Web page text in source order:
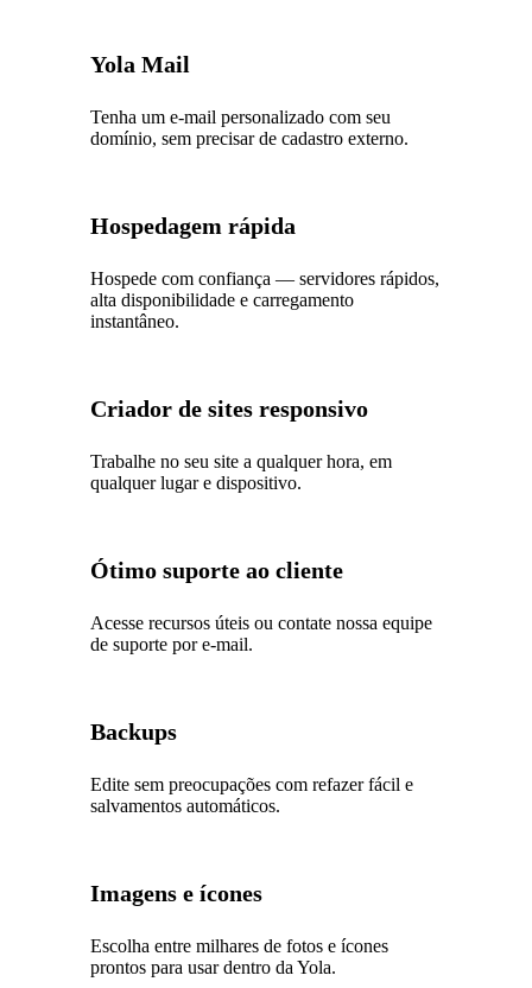
Yola Mail
Tenha um e-mail personalizado com seu
domínio, sem precisar de cadastro externo.
Hospedagem rápida
Hospede com confiança — servidores rápidos,
alta disponibilidade e carregamento
instantâneo.
Criador de sites responsivo
Trabalhe no seu site a qualquer hora, em
qualquer lugar e dispositivo.
Ótimo suporte ao cliente
Acesse recursos úteis ou contate nossa equipe
de suporte por e-mail.
Backups
Edite sem preocupações com refazer fácil e
salvamentos automáticos.
Imagens e ícones
Escolha entre milhares de fotos e ícones
prontos para usar dentro da Yola.